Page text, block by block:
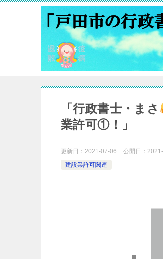
「行政書士・まさ
業許可①！」
更新日： 2021-07-06 公開日：
建設業許可関連